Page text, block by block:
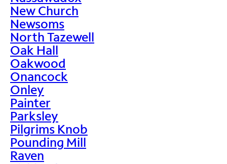
New Church
Newsoms
North Tazewell
Oak Hall
Oakwood
Onancock
Onley
Painter
Parksley
Pilgrims Knob
Pounding Mill
Raven